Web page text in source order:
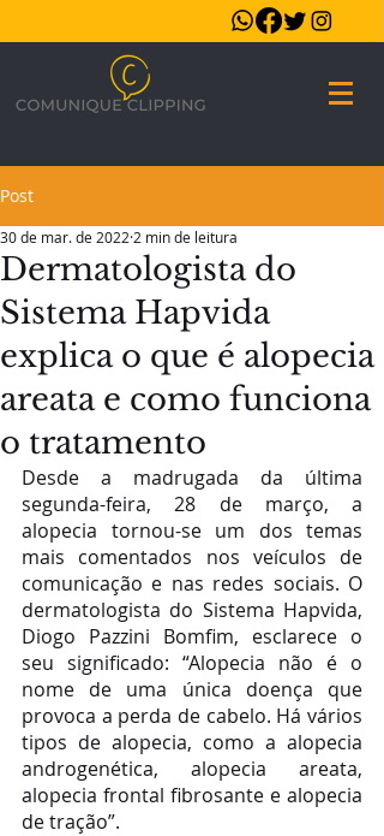
Post
Dermatologista do
Sistema Hapvida
explica o que é alopecia
areata e como funciona
o tratamento
30 de mar. de 2022 2 min de leitura
Desde a madrugada da última
segunda-feira, 28 de março, a
alopecia tornou-se um dos temas
mais comentados nos veículos de
comunicação e nas redes sociais. O
dermatologista do Sistema Hapvida,
Diogo Pazzini Bomfim, esclarece o
seu significado: “Alopecia não é o
nome de uma única doença que
provoca a perda de cabelo. Há vários
tipos de alopecia, como a alopecia
androgenética, alopecia areata,
alopecia frontal fibrosante e alopecia
de tração”.